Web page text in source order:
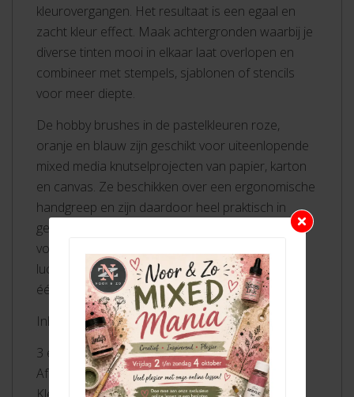
kleurovergangen. Het resultaat is een egaal en
zacht kleur effect. Maak achtergronden waarbij je
diverse tinten mooi in elkaar laat overlopen en
combineer met stempels, sjablonen of stencils
voor meer diepte.
De hobby brushes in de pastelkleuren roze,
oranje en blauw zijn geschikt voor uiteenlopende
mixed media knutselprojecten van papier, karton
en canvas. Ze beschikken over een ergonomische
handgreep en zijn daardoor heel praktisch in
gebruik, voor langdurig plezier. Was de brushes
voorzichtig met water en zeep en laat ze aan de
lucht drogen voor langdurig gebruik, of gebruik
één blending brush per kleursoort.
Inhoud:
3 ergonomische blending brushes
Afmeting: 6 cm x 6,2 cm